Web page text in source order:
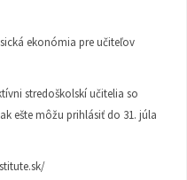
ekonómia pre učiteľov
stredoškolskí učitelia so
ešte môžu prihlásiť do 31. júla